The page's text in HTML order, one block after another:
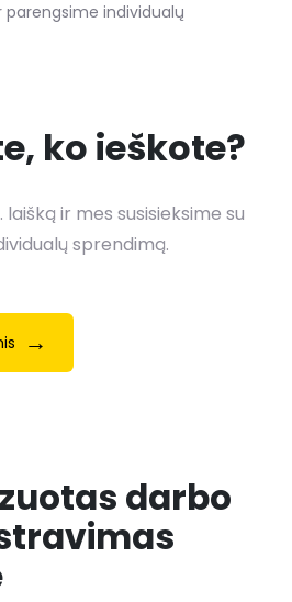
parengsime individualų
ko ieškote?
ir mes susisieksime su
sprendimą.
→
darbo